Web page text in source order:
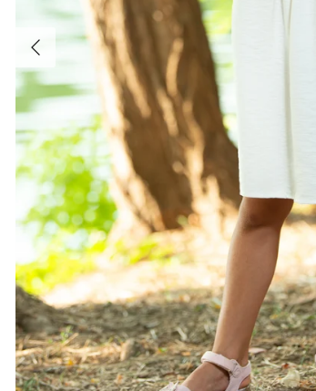
Înapoi